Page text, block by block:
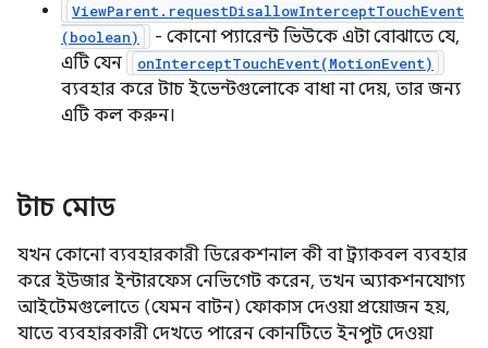
ViewParent.requestDisallowInterceptTouchEvent
(boolean)
- কোনো প্যারেন্ট ভিউকে এটা বোঝাতে যে,
এটি যেন
onInterceptTouchEvent(MotionEvent)
ব্যবহার করে টাচ ইভেন্টগুলোকে বাধা না দেয়, তার জন্য
এটি কল করুন।
টাচ মোড
যখন কোনো ব্যবহারকারী ডিরেকশনাল কী বা ট্র্যাকবল ব্যবহার
করে ইউজার ইন্টারফেস নেভিগেট করেন, তখন অ্যাকশনযোগ্য
আইটেমগুলোতে (যেমন বাটন) ফোকাস দেওয়া প্রয়োজন হয়,
যাতে ব্যবহারকারী দেখতে পারেন কোনটিতে ইনপুট দেওয়া